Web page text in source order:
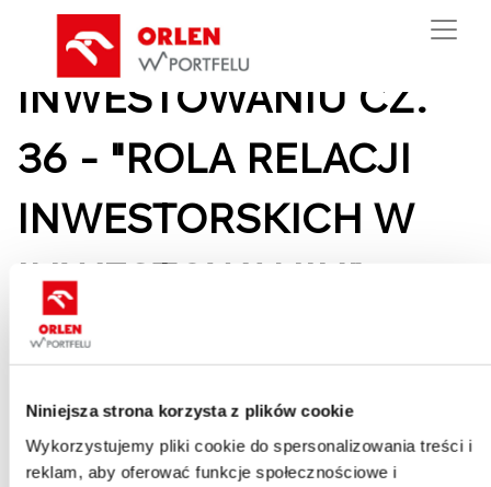
Niniejsza strona korzysta z plików cookie
Wykorzystujemy pliki cookie do spersonalizowania treści i
reklam, aby oferować funkcje społecznościowe i
PRAKTYCZNIE O
INWESTOWANIU CZ.
36 - "ROLA RELACJI
INWESTORSKICH W
INWESTOWANIU"
środa, 29 grudnia 2021